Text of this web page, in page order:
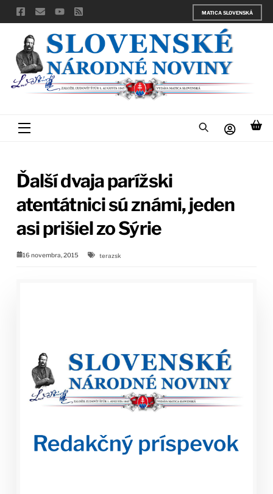
Skip
to
content
MATICA SLOVENSKÁ
Menu
Ďalší dvaja parížski
atentátnici sú známi, jeden
asi prišiel zo Sýrie
16 novembra, 2015 terazsk